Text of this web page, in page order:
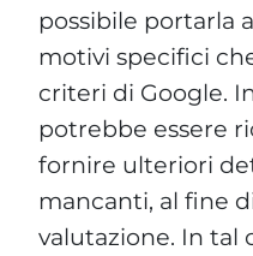
possibile portarla
motivi specifici
criteri di Google.
potrebbe essere
fornire ulteriori
mancanti, al fine
valutazione. In tal